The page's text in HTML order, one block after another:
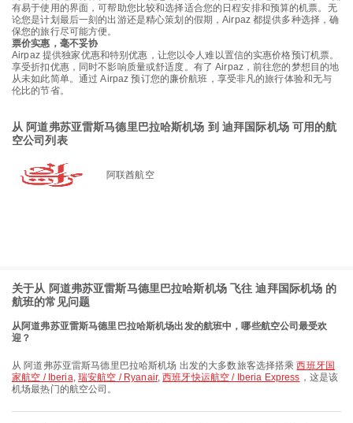
有易于使用的界面，可帮助您比较和选择适合您的日程安排和预算的机票。无
论您是计划最后一刻的出游还是精心策划的假期，Airpaz 都提供多种选择，确
保您的旅行尽可能方便。
票价实惠，毫不妥协
Airpaz 提供独家优惠和特别优惠，让您以令人难以置信的实惠价格预订机票。
享受折扣优惠，同时不影响质量或舒适度。有了 Airpaz，前往您的梦想目的地
从未如此简单。通过 Airpaz 预订您的廉价航班，享受非凡的旅行体验和无与
伦比的节省。
从 阿道弗苏亚雷斯马德里巴拉哈斯机场 到 迪拜国际机场 可用的航
空公司列表
阿联酋航空
关于从 阿道弗苏亚雷斯马德里巴拉哈斯机场 飞往 迪拜国际机场 的
航班的常见问题
从阿道弗苏亚雷斯马德里巴拉哈斯机场出发的航班中，哪些航空公司最受欢
迎？
从 阿道弗苏亚雷斯马德里巴拉哈斯机场 出发的大多数旅客选择搭乘西班牙国
家航空 / Iberia, 瑞安航空 / Ryanair,西班牙快运航空 / Iberia Express ，这是该
机场最热门的航空公司。